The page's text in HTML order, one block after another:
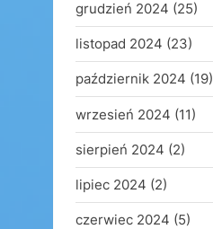
grudzień 2024 (25)
listopad 2024 (23)
październik 2024 (19)
wrzesień 2024 (11)
sierpień 2024 (2)
lipiec 2024 (2)
czerwiec 2024 (5)